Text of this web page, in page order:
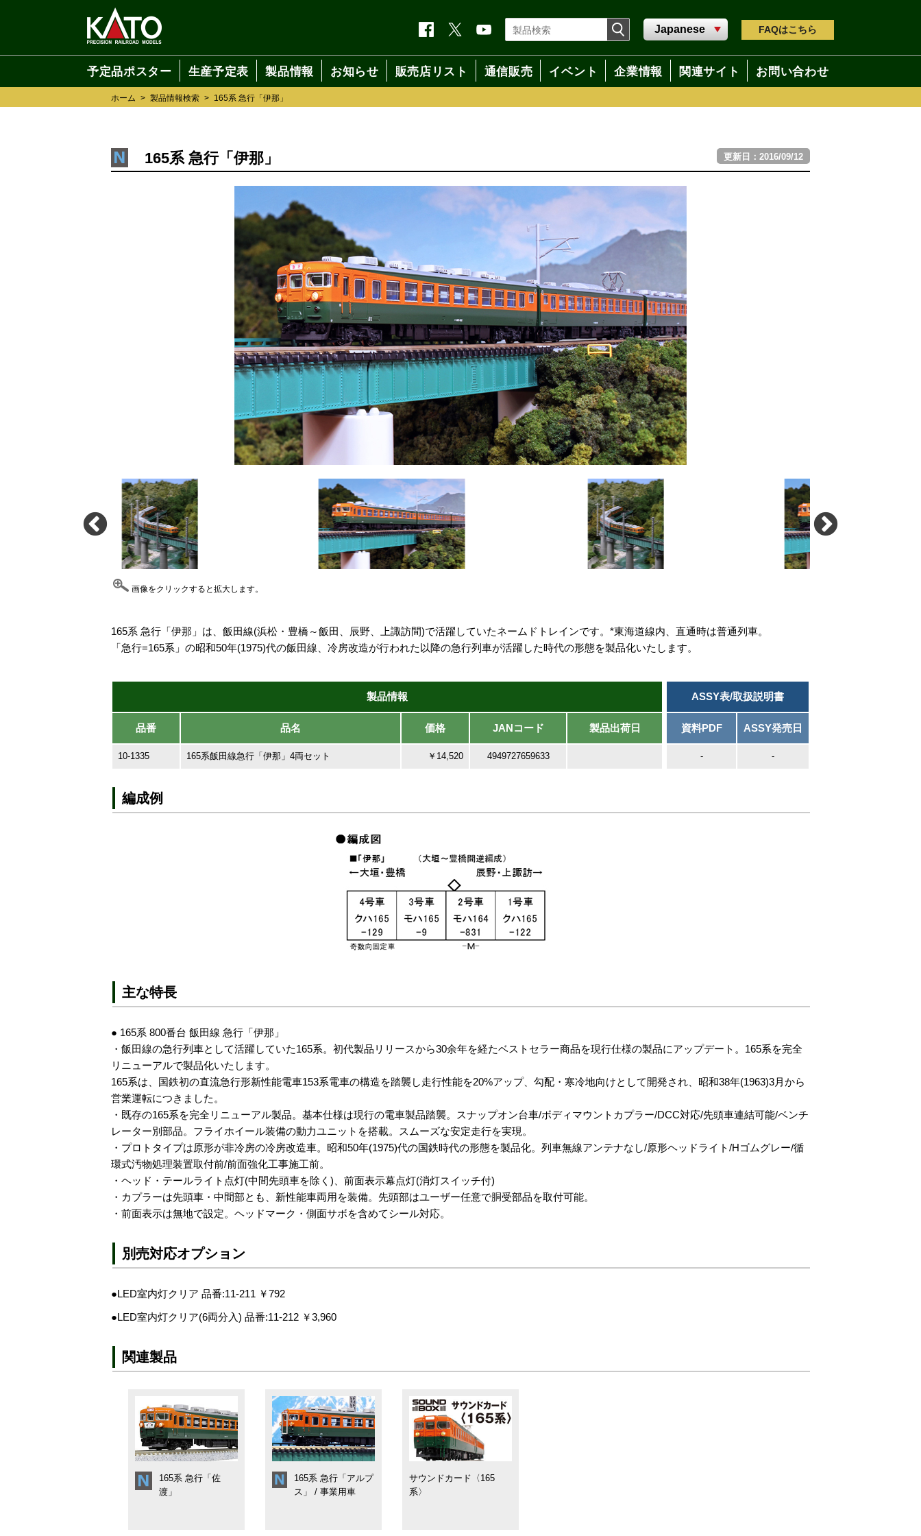
FAQはこちら
予定品ポスター 生産予定表 製品情報 お知らせ 販売店リスト 通信販売 イベント 企業情報 関連サイト お問い合わせ
ホーム > 製品情報検索 > 165系 急行「伊那」
165系 急行「伊那」 更新日：2016/09/12
画像をクリックすると拡大します。
165系 急行「伊那」は、飯田線(浜松・豊橋～飯田、辰野、上諏訪間)で活躍していたネームドトレインです。*東海道線内、直通時は普通列車。
「急行=165系」の昭和50年(1975)代の飯田線、冷房改造が行われた以降の急行列車が活躍した時代の形態を製品化いたします。
製品情報 ASSY表/取扱説明書
品番 品名 価格 JANコード 製品出荷日 資料PDF ASSY発売日
10-1335 165系飯田線急行「伊那」4両セット ￥14,520 4949727659633 - -
編成例
主な特長
● 165系 800番台 飯田線 急行「伊那」
・飯田線の急行列車として活躍していた165系。初代製品リリースから30余年を経たベストセラー商品を現行仕様の製品にアップデート。165系を完全
リニューアルで製品化いたします。
165系は、国鉄初の直流急行形新性能電車153系電車の構造を踏襲し走行性能を20%アップ、勾配・寒冷地向けとして開発され、昭和38年(1963)3月から
営業運転につきました。
・既存の165系を完全リニューアル製品。基本仕様は現行の電車製品踏襲。スナップオン台車/ボディマウントカプラー/DCC対応/先頭車連結可能/ベンチ
レーター別部品。フライホイール装備の動力ユニットを搭載。スムーズな安定走行を実現。
・プロトタイプは原形が非冷房の冷房改造車。昭和50年(1975)代の国鉄時代の形態を製品化。列車無線アンテナなし/原形ヘッドライト/Hゴムグレー/循
環式汚物処理装置取付前/前面強化工事施工前。
・ヘッド・テールライト点灯(中間先頭車を除く)、前面表示幕点灯(消灯スイッチ付)
・カプラーは先頭車・中間部とも、新性能車両用を装備。先頭部はユーザー任意で胴受部品を取付可能。
・前面表示は無地で設定。ヘッドマーク・側面サボを含めてシール対応。
別売対応オプション
●LED室内灯クリア 品番:11-211 ￥792
●LED室内灯クリア(6両分入) 品番:11-212 ￥3,960
関連製品
165系 急行「佐
渡」
165系 急行「アルプ
ス」 / 事業用車
サウンドカード〈165
系〉